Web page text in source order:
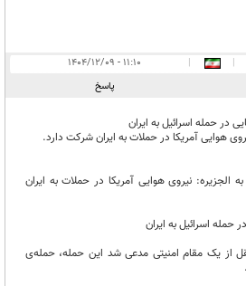
|
|
۱۱:۱۰ - ۱۴۰۴/۱۲/۰۹
پاسخ
در حمله اسرائیل به ایران
هوایی آمریکا در حملات به ایران شرکت دارد.
الجزیره: نیروی هوایی آمریکا در حملات به ایران
اسرائیل به ایران
به نقل از یک مقام امنیتی مدعی شد این حمله‌، حمله‌ی